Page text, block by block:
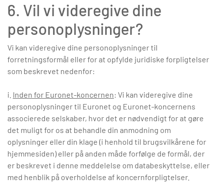
6. Vil vi videregive dine
personoplysninger?
Vi kan videregive dine personoplysninger til
forretningsformål eller for at opfylde juridiske forpligtelser
som beskrevet nedenfor:
i. Inden for Euronet-koncernen: Vi kan videregive dine
personoplysninger til Euronet og Euronet-koncernens
associerede selskaber, hvor det er nødvendigt for at gøre
det muligt for os at behandle din anmodning om
oplysninger eller din klage (i henhold til brugsvilkårene for
hjemmesiden) eller på anden måde forfølge de formål, der
er beskrevet i denne meddelelse om databeskyttelse, eller
med henblik på overholdelse af koncernforpligtelser.